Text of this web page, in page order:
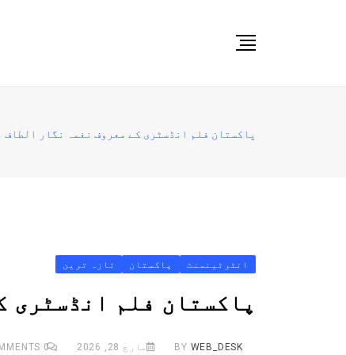
پاکستان
پاکستان فلم انڈسٹری کے معروف نغمہ نگار الطاف
انٹرٹینمنٹ پاکستان تازہ ترین
پاکستان فلم انڈسٹری
BY WEB_DESK مارچ 28, 2026 0